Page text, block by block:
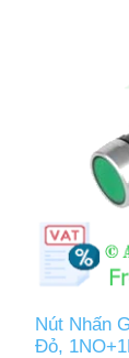
Nút Nhấn
Đỏ,